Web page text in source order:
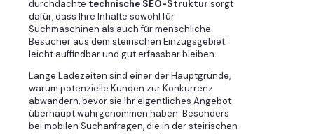
durchdachte technische SEO-Struktur sorgt
dafür, dass Ihre Inhalte sowohl für
Suchmaschinen als auch für menschliche
Besucher aus dem steirischen Einzugsgebiet
leicht auffindbar und gut erfassbar bleiben.
Lange Ladezeiten sind einer der Hauptgründe,
warum potenzielle Kunden zur Konkurrenz
abwandern, bevor sie Ihr eigentliches Angebot
überhaupt wahrgenommen haben. Besonders
bei mobilen Suchanfragen, die in der steirischen